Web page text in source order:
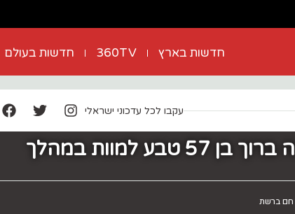
חדשות בארץ 360TV חדשות בעולם
עקבו לכל עדכוני ישראלי
טרגדיה בסיני: יונה ברוך בן 57 טבע למוות במהלך
חם ברשת